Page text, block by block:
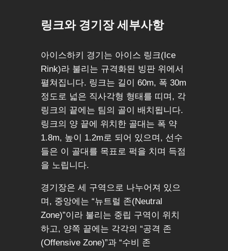
링크와 경기장 세부사항
아이스하키 경기는 아이스 링크(Ice
Rink)라 불리는 규격화된 빙판 위에서
펼쳐집니다. 링크는 길이 60m, 폭 30m
정도로 넓은 직사각형 형태를 띠며, 각
링크의 끝에는 팀의 골이 배치됩니다.
링크의 양 끝에 위치한 골대는 폭 약
1.8m, 높이 1.2m로 되어 있으며, 선수
들은 이 골대를 목표로 퍽을 치며 득점
을 노립니다.
경기장은 세 구역으로 나누어져 있으
며, 중앙에는 “뉴트럴 존(Neutral
Zone)”이라 불리는 중립 구역이 위치
하고, 양쪽 끝에는 각각의 “공격 존
(Offensive Zone)”과 “수비 존